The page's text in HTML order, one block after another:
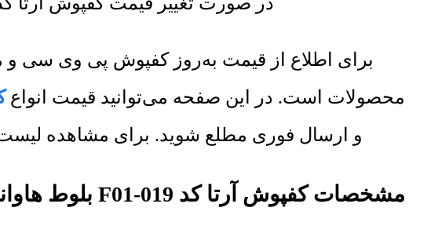
برای اطلاع از قیمت به‌روز کفپوش پی وی سی
محصولات است. در این صفحه می‌توانید قیمت انواع
و ارسال فوری مطلع شوید. برای مشاهده
مشخصات کفپوش آرتا کد F01-019 بلوط هاوانا